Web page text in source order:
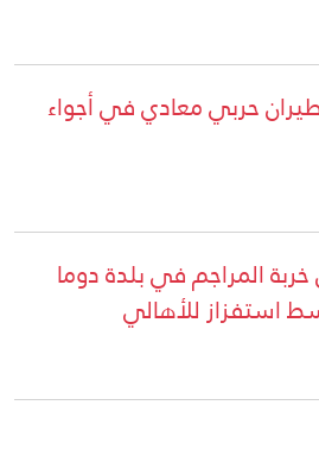
حربي معادي في أجواء
المراجم في بلدة دوما
استفزاز للأهالي